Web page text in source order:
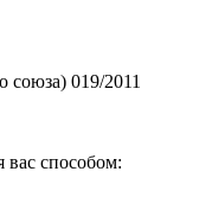
019/2011
вас способом: